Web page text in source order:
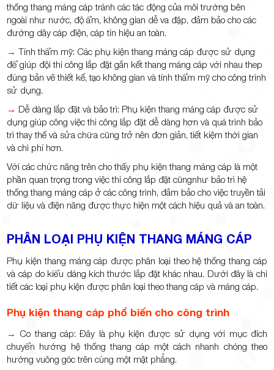
thống thang máng cáp tránh các tác động của môi trường bên
ngoài như nước, độ ẩm, không gian dễ va đập, đảm bảo cho các
đường dây cáp điện, cáp tín hiệu an toàn.
→ Tính thẩm mỹ: Các phụ kiện thang máng cáp được sử dụng
để giúp đội thi công lắp đặt gắn kết thang máng cáp với nhau thep
đúng bản vẽ thiết kế, tạo không gian và tính thẩm mỹ cho công trình
sử dụng.
→ Dễ dàng lắp đặt và bảo trì: Phụ kiện thang máng cáp được sử
dụng giúp công việc thi công lắp đặt dễ dàng hơn và quá trình bảo
trì thay thế và sửa chữa cũng trở nên đơn giản, tiết kiệm thời gian
và chi phí hơn.
Với các chức năng trên cho thấy phụ kiện thang máng cáp là một
phần quan trọng trong việc thi công lắp đặt cũngnhư bảo trì hệ
thống thang máng cáp ở các công trình, đảm bảo cho việc truyền tải
dữ liệu và điện năng được thực hiện một cách hiệu quả và an toàn.
PHÂN LOẠI PHỤ KIỆN THANG MÁNG CÁP
Phụ kiện thang máng cáp được phân loại theo hệ thống thang cáp
và cáp do kiểu dáng kích thước lắp đặt khác nhau. Dưới đây là chi
tiết các loại phụ kiện được phân loại theo thang cáp và máng cáp.
Phụ kiện thang cáp phổ biến cho công trình
→ Co thang cáp: Đây là phụ kiện được sử dụng với mục đích
chuyển hướng hệ thống thang cáp một cách nhanh chóng theo
hướng vuông góc trên cùng một mặt phẳng.